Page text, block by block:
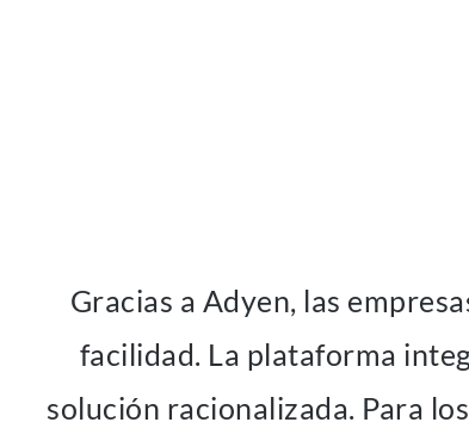
Gracias a Adyen, las
facilidad. La plataforma
solución racionalizada. Para